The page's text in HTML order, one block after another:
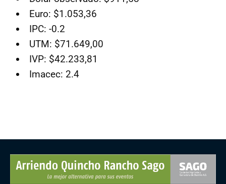
Euro: $1.053,36
IPC: -0.2
UTM: $71.649,00
IVP: $42.233,81
Imacec: 2.4